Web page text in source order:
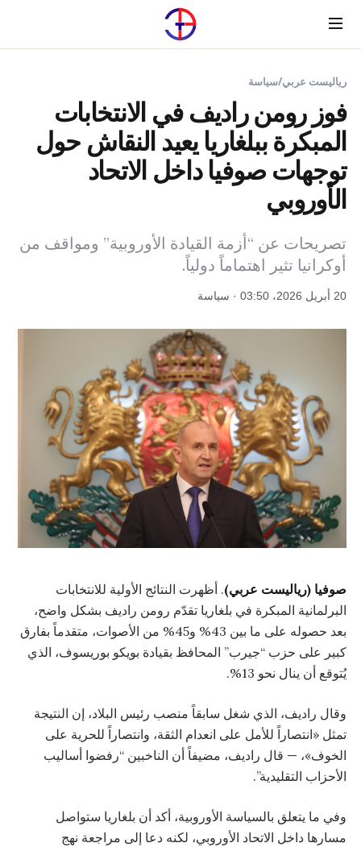
Menu
رياليست عربي/سياسة
فوز رومن راديف في الانتخابات
المبكرة ببلغاريا يعيد النقاش حول
توجهات صوفيا داخل الاتحاد
الأوروبي
تصريحات عن “أزمة القيادة الأوروبية” ومواقف من
أوكرانيا تثير اهتماماً دولياً.
20 أبريل 2026، 03:50 · سياسة
صوفيا (رياليست عربي). أظهرت النتائج الأولية للانتخابات
البرلمانية المبكرة في بلغاريا تقدّم رومن راديف بشكل واضح،
بعد حصوله على ما بين 43% و45% من الأصوات، متقدماً بفارق
كبير على حزب “جيرب” المحافظ بقيادة بويكو بوريسوف، الذي
يُتوقع أن ينال نحو 13%.
وقال راديف، الذي شغل سابقاً منصب رئيس البلاد، إن النتيجة
تمثل «انتصاراً للأمل على انعدام الثقة، وانتصاراً للحرية على
الخوف»، — قال راديف، مضيفاً أن الناخبين “رفضوا أساليب
الأحزاب التقليدية”.
وفي ما يتعلق بالسياسة الأوروبية، أكد أن بلغاريا ستواصل
مسارها داخل الاتحاد الأوروبي، لكنه دعا إلى مراجعة نهج